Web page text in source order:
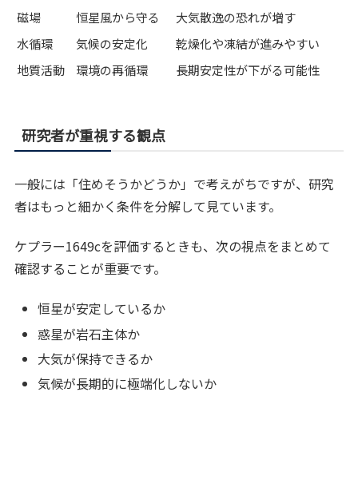
磁場
恒星風から守る
大気散逸の恐れが増す
水循環
気候の安定化
乾燥化や凍結が進みやすい
地質活動
環境の再循環 長期安定性が下がる可能性
研究者が重視する観点
一般には「住めそうかどうか」で考えがちですが、研究
者はもっと細かく条件を分解して見ています。
ケプラー1649cを評価するときも、次の視点をまとめて
確認することが重要です。
恒星が安定しているか
惑星が岩石主体か
大気が保持できるか
気候が長期的に極端化しないか